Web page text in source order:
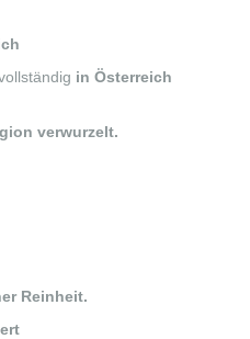
in Österreich
verwurzelt.
Reinheit.